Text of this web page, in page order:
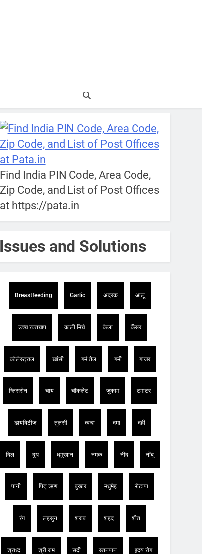
Find India PIN Code, Area Code,
Zip Code, and List of Post Offices
at https://pata.in
Issues and Solutions
Breastfeeding Garlic अदरक आलू
उच्च रक्तचाप काली मिर्च केला कैंसर
कोलेस्ट्राल खांसी गर्म तेल गर्मी गाजर
ग्लिसरीन चाय चॉकलेट जुकाम टमाटर
डायबिटीज तुलसी त्वचा दमा दही
दिल दूध धूम्रपान नमक नींद नींबू
पानी पितृ ऋण बुखार मधुमेह मोटापा
रंग लहसुन शराब शहद शीत
श्राध्द श्री राम सर्दी स्तनपान हृदय रोग